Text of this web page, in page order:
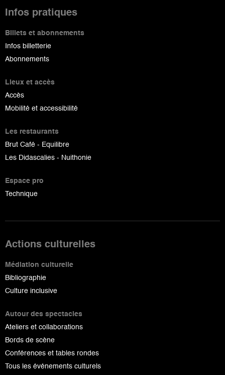
Infos pratiques
Billets et abonnements
Infos billetterie
Abonnements
Lieux et accès
Accès
Mobilité et accessibilité
Les restaurants
Brut Café - Equilibre
Les Didascalies - Nuithonie
Espace pro
Technique
Actions culturelles
Médiation culturelle
Bibliographie
Culture inclusive
Autour des spectacles
Ateliers et collaborations
Bords de scène
Conférences et tables rondes
Tous les événements culturels